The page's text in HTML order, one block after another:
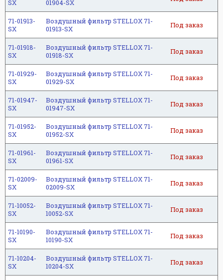
SX 01904-SX
71-01913-
SX
Воздушный фильтр STELLOX 71-
01913-SX
Под заказ
71-01918-
SX
Воздушный фильтр STELLOX 71-
01918-SX
Под заказ
71-01929-
SX
Воздушный фильтр STELLOX 71-
01929-SX
Под заказ
71-01947-
SX
Воздушный фильтр STELLOX 71-
01947-SX
Под заказ
71-01952-
SX
Воздушный фильтр STELLOX 71-
01952-SX
Под заказ
71-01961-
SX
Воздушный фильтр STELLOX 71-
01961-SX
Под заказ
71-02009-
SX
Воздушный фильтр STELLOX 71-
02009-SX
Под заказ
71-10052-
SX
Воздушный фильтр STELLOX 71-
10052-SX
Под заказ
71-10190-
SX
Воздушный фильтр STELLOX 71-
10190-SX
Под заказ
71-10204-
SX
Воздушный фильтр STELLOX 71-
10204-SX
Под заказ